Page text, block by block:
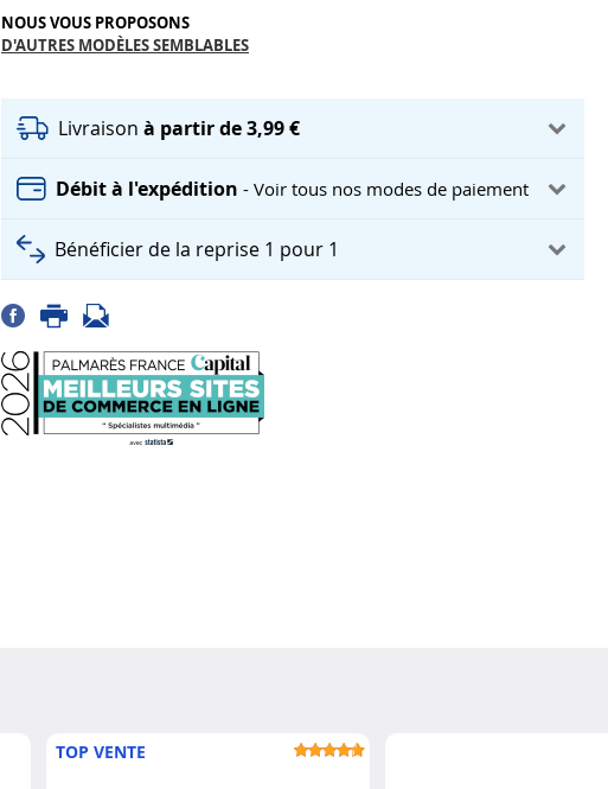
NOUS VOUS PROPOSONS
D'AUTRES MODÈLES SEMBLABLES
Livraisonà partir de 3,99 €
Débit à l'expédition- Voir tous nos modes de paiement
Bénéficier de la reprise 1 pour 1
TOP VENTE